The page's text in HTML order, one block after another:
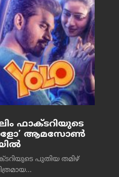
ഫാക്ടറിയുടെ
ആമസോൺ
പുതിയ തമിഴ്